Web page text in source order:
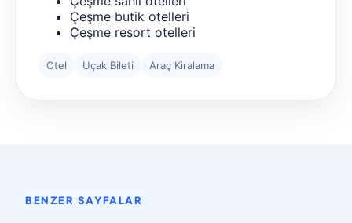
Çeşme butik otelleri
Çeşme resort otelleri
Otel Uçak Bileti Araç Kiralama
BENZER SAYFALAR